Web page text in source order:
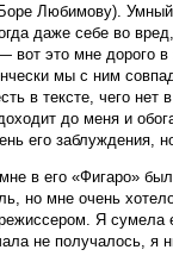
Любимову).
даже себе во
вот это мне дорого
мы с ним
в тексте, чего нет
до меня и
его заблуждения,
в его «Фигаро»
но мне очень
Я сумела
не получалось, я